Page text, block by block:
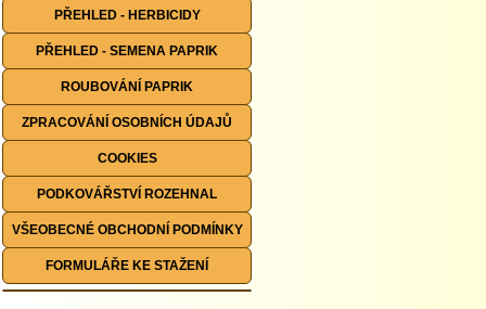
PŘEHLED - HERBICIDY
PŘEHLED - SEMENA PAPRIK
ROUBOVÁNÍ PAPRIK
ZPRACOVÁNÍ OSOBNÍCH ÚDAJŮ
COOKIES
PODKOVÁŘSTVÍ ROZEHNAL
VŠEOBECNÉ OBCHODNÍ PODMÍNKY
FORMULÁŘE KE STAŽENÍ